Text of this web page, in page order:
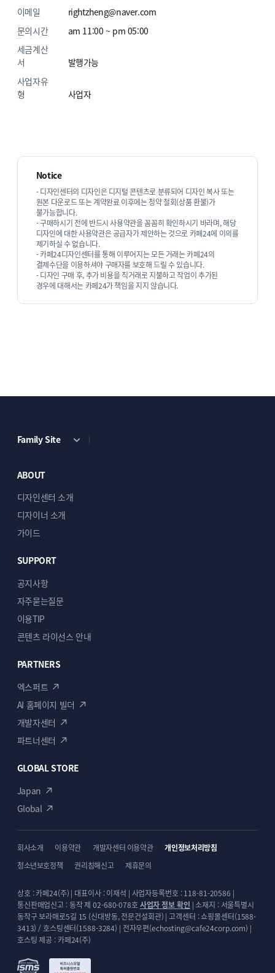
7. 고객센터정보
8. 지도수정 원하시는 주소로 수정해드립니다.
9. 하단회사정보
10. SNS링크 수정
디자인스튜디오 순희의 다른 상품 보기
이메일
rightzheng@naver.com
문의시간
am 11:00 ~ pm 05:00
세금계산
서
발행가능
사업자유
형
사업자
Notice
- 디자인센터의 디자인은 디지털 콘텐츠로 분류되어 디자인 복사 또는
원본 다운로드 또는 계약완료 이후에는 청약 철회(상품 환불)가
불가능합니다.
- 구매하시기 전에 반드시 사용약관을 꼼꼼히 확인하시기 바라며, 해당
디자인에 대한 사용약관은 공급자가 제안하는 것으로 카페24에 이의를
제기하실 수 없습니다.
- 카페24디자인센터를 통해 이루어지는 모든 거래는 카페24의
결제수단을 이용하셔야 구매자를 보호해 드릴 수 있습니다.
- 디자인 구매 후, 추가 비용을 직거래로 지불하고 작업이 추가된
경우에 대해서는 카페24가 책임을 지지 않습니다.
Family Site
ABOUT
디자인센터 소개
디자이너 소개
가이드
SUPPORT
공지사항
자주묻는질문
이용TIP
콘텐츠 라이선스 안내
PARTNERS
엑스퍼트
AI 홈페이지 빌더
개발자센터
파트너센터
GLOBAL STORE
Japan
Global
회사소개 이용약관 개발자센터 이용약관
개인정보처리방침
청소년보호정책
권리침해신고 제휴문의
상호 : 카페24(주) | 대표이사 : 이재석 | 사업자등록번호 : 118-81-20586 |
통신판매업신고 : 동작 제 02-680-078호사업자 정보 확인 | 소재지 : 서울특별시
동작구 보라매로5길 15 (신대방동, 전문건설회관) | 고객센터 : 쇼핑몰센터(1588-
3413) / 호스팅센터(1588-3284) | 전자우편(echosting@cafe24corp.com) |
호스팅 제공 : 카페24(주)